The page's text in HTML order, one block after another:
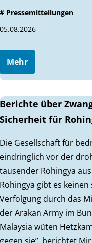
# Pressemitteilungen
05.08.2026
Mehr
Berichte über
Sicherheit für
Die Gesellschaft für
eindringlich vor der
tausender Rohingya
Rohingya gibt es
Verfolgung durch das
der Arakan Army im
Malaysia wüten